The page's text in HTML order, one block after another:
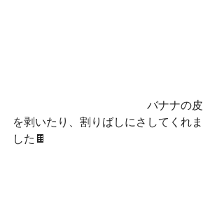
バナナの皮
を剥いたり、割りばしにさしてくれま
した🍫